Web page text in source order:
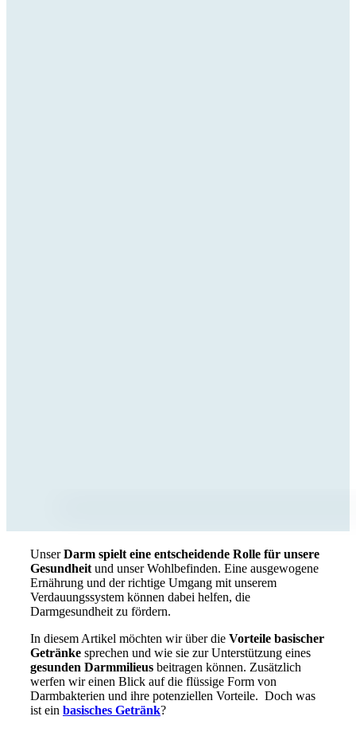
UnserDarm spielt eine entscheidende Rolle für unsere
Gesundheitund unser Wohlbefinden. Eine ausgewogene
Ernährung und der richtige Umgang mit unserem
Verdauungssystem können dabei helfen, die
Darmgesundheit zu fördern.
In diesem Artikel möchten wir über die Vorteile basischer
Getränkesprechen und wie sie zur Unterstützung eines
gesunden Darmmilieusbeitragen können. Zusätzlich
werfen wir einen Blick auf die flüssige Form von
Darmbakterien und ihre potenziellen Vorteile. Doch was
ist ein basisches Getränk?